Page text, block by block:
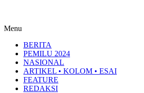
Menu
BERITA
PEMILU 2024
NASIONAL
ARTIKEL • KOLOM • ESAI
FEATURE
REDAKSI